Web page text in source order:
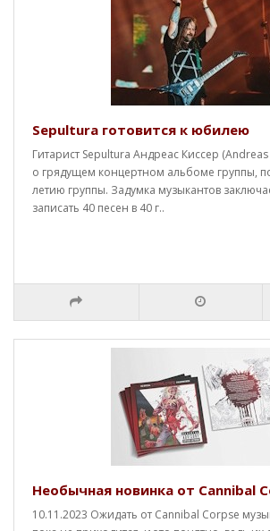
Sepultura готовится к юбилею
Гитарист Sepultura Андреас Киссер (Andreas
о грядущем концертном альбоме группы,
летию группы. Задумка музыкантов
записать 40 песен в 40 г..
Необычная новинка от Cannibal
10.11.2023 Ожидать от Cannibal Corpse